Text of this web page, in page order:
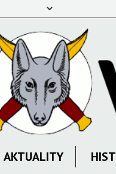
AKTUALITY